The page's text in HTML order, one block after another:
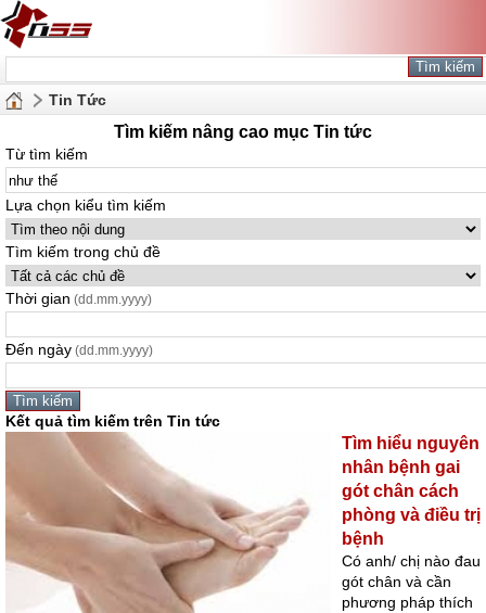
Tin Tức
Tìm kiếm nâng cao mục Tin tức
Từ tìm kiếm
Lựa chọn kiểu tìm kiếm
Tìm kiếm trong chủ đề
Thời gian (dd.mm.yyyy)
Đến ngày (dd.mm.yyyy)
Kết quả tìm kiếm trên Tin tức
Tìm hiểu nguyên
nhân bệnh gai
gót chân cách
phòng và điều trị
bệnh
Có anh/ chị nào đau
gót chân và cần
phương pháp thích